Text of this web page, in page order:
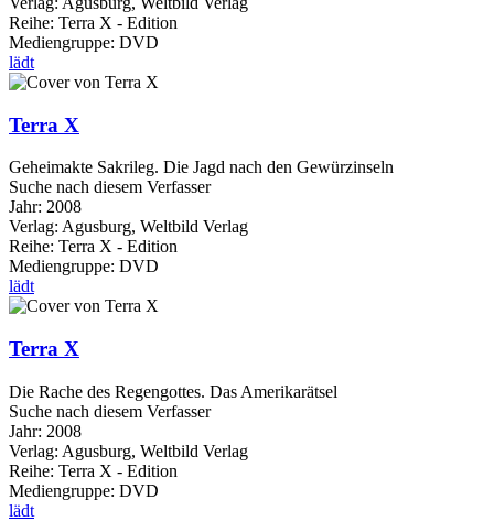
Reihe: Terra X - Edition
Mediengruppe: DVD
lädt
Terra X
Geheimakte Sakrileg. Die Jagd nach den Gewürzinseln
Suche nach diesem Verfasser
Jahr: 2008
Verlag: Agusburg, Weltbild Verlag
Reihe: Terra X - Edition
Mediengruppe: DVD
lädt
Terra X
Die Rache des Regengottes. Das Amerikarätsel
Suche nach diesem Verfasser
Jahr: 2008
Verlag: Agusburg, Weltbild Verlag
Reihe: Terra X - Edition
Mediengruppe: DVD
lädt